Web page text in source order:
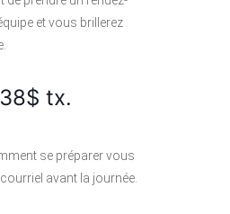
et vous brillerez
tx.
se préparer vous
avant la journée.